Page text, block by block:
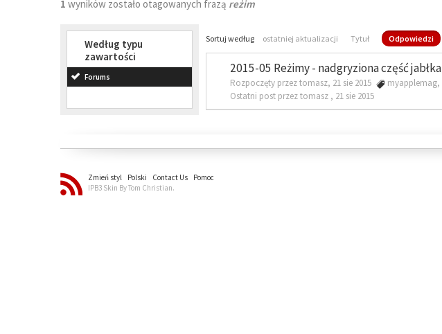
1 wyników zostało otagowanych frazą reżim
Według typu
zawartości
Forums
Sortuj według ostatniej aktualizacji Tytuł Odpowiedzi
2015-05 Reżimy - nadgryziona część jabłka
Rozpoczęty przez tomasz, 21 sie 2015
myapplemag,
Ostatni post przez tomasz , 21 sie 2015
Zmień styl Polski Contact Us
Pomoc
IPB3 Skin By Tom Christian.